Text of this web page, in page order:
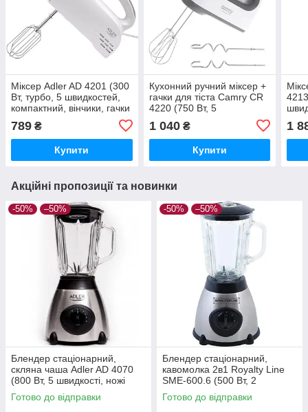
Міксер Adler AD 4201 (300
Вт, турбо, 5 швидкостей,
компактний, вінчики, гачки
789 ₴
Купити
Кухонний ручний міксер +
гачки для тіста Camry CR
4220 (750 Вт, 5
швидкостей, європейська
якість)
1 040₴
Купити
1
Акційні пропозиції та новинки
-50% –50%
Блендер стаціонарний,
скляна чаша Adler AD 4070
(800 Вт, 5 швидкості, ножі
нержавіюча сталь, чаша 1.5
л)
Готово до відправки
-50% –50%
Блендер стаціонарний,
кавомолка 2в1 Royalty Line
SME-600.6 (500 Вт, 2
швидкості, чаша 1.5 л)
Готово до відправки